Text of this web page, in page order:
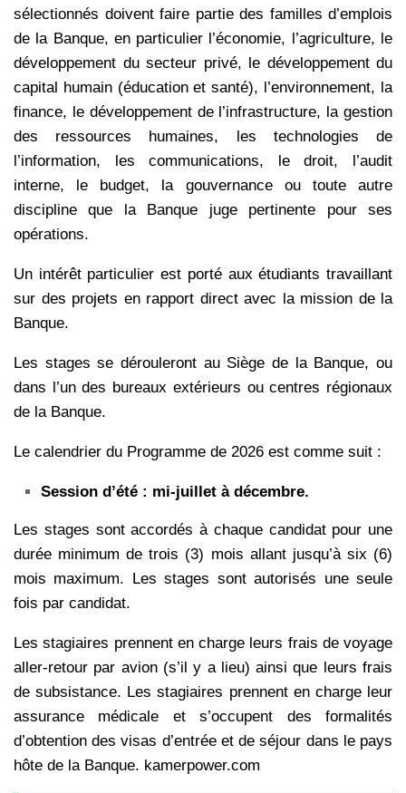
sélectionnés doivent faire partie des familles d’emplois
de la Banque, en particulier l’économie, l’agriculture, le
développement du secteur privé, le développement du
capital humain (éducation et santé), l’environnement, la
finance, le développement de l’infrastructure, la gestion
des ressources humaines, les technologies de
l’information, les communications, le droit, l’audit
interne, le budget, la gouvernance ou toute autre
discipline que la Banque juge pertinente pour ses
opérations.
Un intérêt particulier est porté aux étudiants travaillant
sur des projets en rapport direct avec la mission de la
Banque.
Les stages se dérouleront au Siège de la Banque, ou
dans l’un des bureaux extérieurs ou centres régionaux
de la Banque.
Le calendrier du Programme de 2026 est comme suit :
Session d’été : mi-juillet à décembre.
Les stages sont accordés à chaque candidat pour une
durée minimum de trois (3) mois allant jusqu’à six (6)
mois maximum. Les stages sont autorisés une seule
fois par candidat.
Les stagiaires prennent en charge leurs frais de voyage
aller-retour par avion (s’il y a lieu) ainsi que leurs frais
de subsistance. Les stagiaires prennent en charge leur
assurance médicale et s’occupent des formalités
d’obtention des visas d’entrée et de séjour dans le pays
hôte de la Banque. kamerpower.com